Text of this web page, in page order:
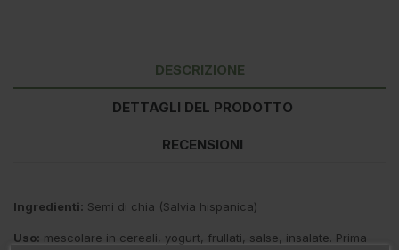
DESCRIZIONE
DETTAGLI DEL PRODOTTO
RECENSIONI
Ingredienti: Semi di chia (Salvia hispanica)
Uso: mescolare in cereali, yogurt, frullati, salse, insalate. Prima